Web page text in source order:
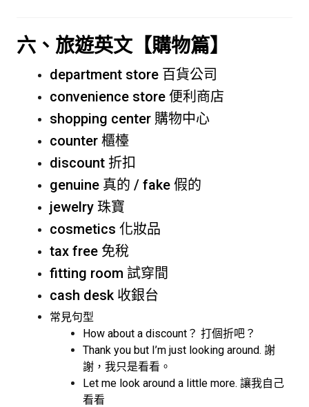
六、旅遊英文【購物篇】
department store 百貨公司
convenience store 便利商店
shopping center 購物中心
counter 櫃檯
discount 折扣
genuine 真的 / fake 假的
jewelry 珠寶
cosmetics 化妝品
tax free 免稅
fitting room 試穿間
cash desk 收銀台
常見句型
How about a discount？ 打個折吧？
Thank you but I’m just looking around. 謝
謝，我只是看看。
Let me look around a little more. 讓我自己
看看